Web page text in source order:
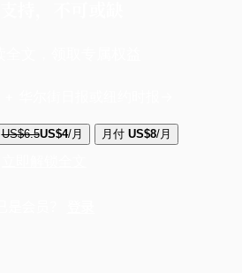
US$6.5US$4/月 月付 US$8/月